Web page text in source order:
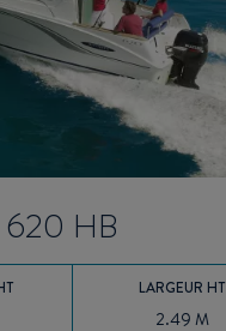
620 HB
LARGEUR HT
2.49 M